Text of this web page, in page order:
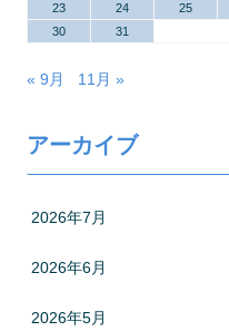
23
24 25
30
31
« 9月 11月 »
アーカイブ
2026年7月
2026年6月
2026年5月